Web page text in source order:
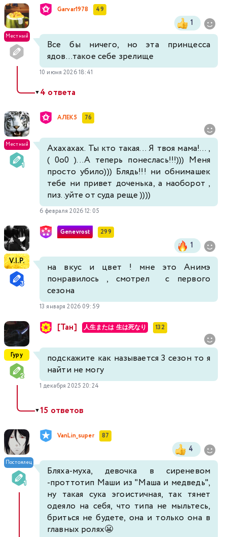
Местный
Garvar1978 49
1
Все бы ничего, но эта принцесса
ядов...такое себе зрелище
10 июня 2026 18:41
▼4 ответа
Местный
AЛEK5 76
Ахахахах. Ты кто такая... Я твоя мама!... ,
( 0о0 )...А теперь понеслась!!!))) Меня
просто убило))) Блядь!!! ни обнимашек
тебе ни привет доченька, а наоборот ,
пиз..уйте от суда реще ))))
6 февраля 2026 12:05
V.I.P.
Genevrost 299
1
на вкус и цвет ! мне это Анимэ
понравилось , смотрел с первого
сезона
13 января 2026 09:59
Гуру
[Тан] 人生または 生は死なり 132
подскажите как называется 3 сезон то я
найти не могу
1 декабря 2025 20:24
▼15 ответов
Постоялец
VanLin_super 87
4
Бляха-муха, девочка в сиреневом
-проттотип Маши из "Маша и медведь",
ну такая сука эгоистичная, так тянет
одеяло на себя, что типа не мыльтесь,
бриться не будете, она и только она в
главных ролях😬